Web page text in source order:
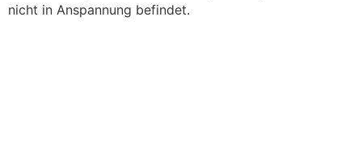
nicht in Anspannung befindet.